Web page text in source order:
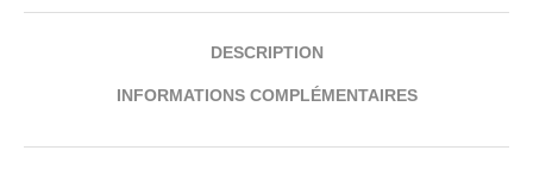
DESCRIPTION
INFORMATIONS COMPLÉMENTAIRES